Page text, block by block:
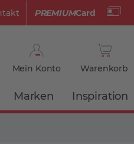
PREMIUMCard
Mein Konto Warenkorb
Marken Inspiration